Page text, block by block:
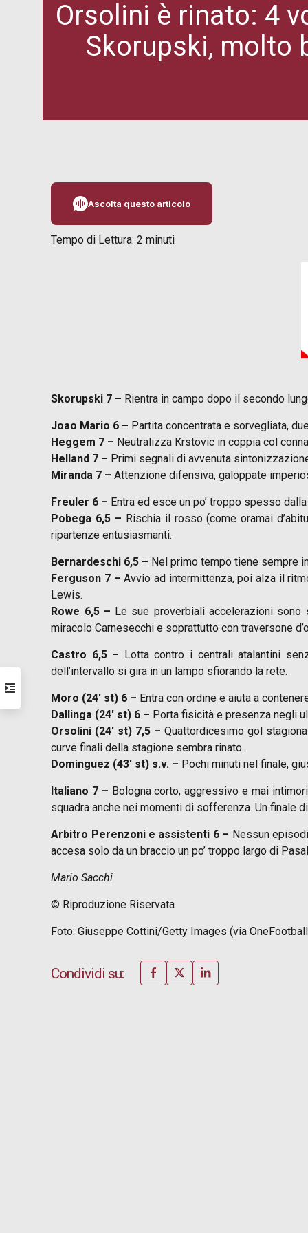
Orsolini è rinato: 4
Skorupski, molto
Ascolta questo articolo
Tempo di Lettura:2 minuti
Skorupski 7 – Rientra in campo dopo il secondo
Joao Mario 6 – Partita concentrata e sorvegliata,
Heggem 7 – Neutralizza Krstovic in coppia col
Helland 7 – Primi segnali di avvenuta
Miranda 7 – Attenzione difensiva, galoppate
Freuler 6 – Entra ed esce un po’ troppo spesso
Pobega 6,5 – Rischia il rosso (come oramai
ripartenze entusiasmanti.
Bernardeschi 6,5 – Nel primo tempo tiene sempre
Ferguson 7 – Avvio ad intermittenza, poi alza il
Lewis.
Rowe 6,5 – Le sue proverbiali accelerazioni
miracolo Carnesecchi e soprattutto con traversone
Castro 6,5 – Lotta contro i centrali atalantini
dell’intervallo si gira in un lampo sfiorando la rete.
Moro (24′ st) 6 – Entra con ordine e aiuta a
Dallinga (24′ st) 6 – Porta fisicità e presenza negli
Orsolini (24′ st) 7,5 – Quattordicesimo gol
curve finali della stagione sembra rinato.
Dominguez (43′ st) s.v. – Pochi minuti nel finale,
Italiano 7 – Bologna corto, aggressivo e mai
squadra anche nei momenti di sofferenza. Un finale
Arbitro Perenzoni e assistenti 6 – Nessun
accesa solo da un braccio un po’ troppo largo di
Mario Sacchi
© Riproduzione Riservata
Foto: Giuseppe Cottini/Getty Images (via
Condividi su: